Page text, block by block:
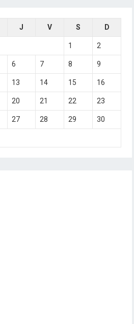
J V S D
1 2
6 7 8 9
13 14 15 16
20 21 22 23
27 28 29 30